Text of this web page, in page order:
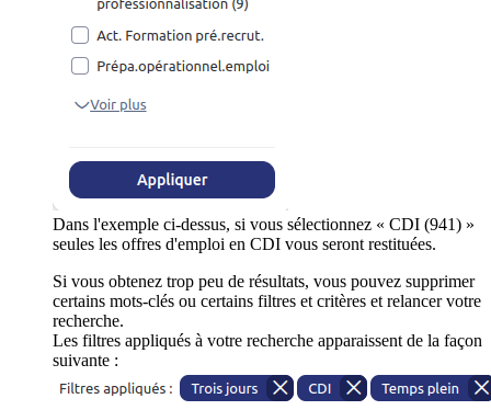
Dans l'exemple ci-dessus, si vous sélectionnez « CDI (941) »
seules les offres d'emploi en CDI vous seront restituées.
Si vous obtenez trop peu de résultats, vous pouvez supprimer
certains mots-clés ou certains filtres et critères et relancer votre
recherche.
Les filtres appliqués à votre recherche apparaissent de la façon
suivante :